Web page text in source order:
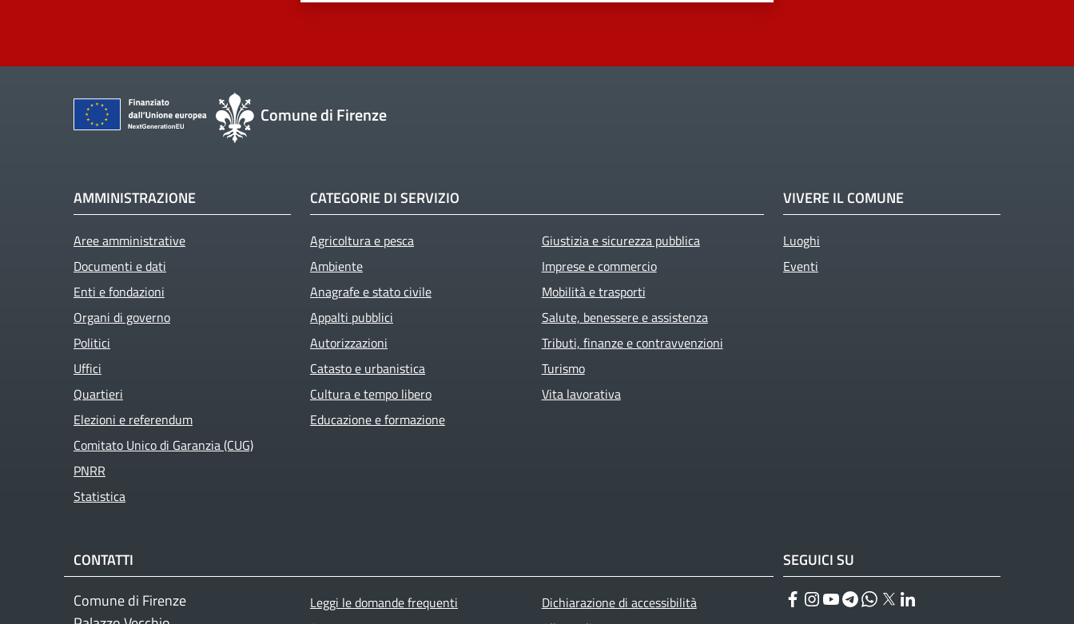
Comune di Firenze
AMMINISTRAZIONE
Aree amministrative
Documenti e dati
Enti e fondazioni
Organi di governo
Politici
Uffici
Quartieri
Elezioni e referendum
Comitato Unico di Garanzia (CUG)
PNRR
Statistica
CATEGORIE DI SERVIZIO
Agricoltura e pesca
Ambiente
Anagrafe e stato civile
Appalti pubblici
Autorizzazioni
Catasto e urbanistica
Cultura e tempo libero
Educazione e formazione
Giustizia e sicurezza pubblica
Imprese e commercio
Mobilità e trasporti
Salute, benessere e assistenza
Tributi, finanze e contravvenzioni
Turismo
Vita lavorativa
VIVERE IL COMUNE
Luoghi
Eventi
CONTATTI
Comune di Firenze
Footer menu
Leggi le domande frequenti
Dichiarazione di accessibilità
SEGUICI SU
Facebook
Instagram
YouTube
Telegram
WhatsApp
Twitter